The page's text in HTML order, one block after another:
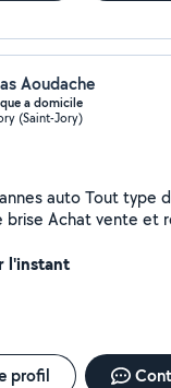
Aoudache
a domicile
(Saint-Jory)
type de mécanique
Pare brise Achat vente
l'instant
profil